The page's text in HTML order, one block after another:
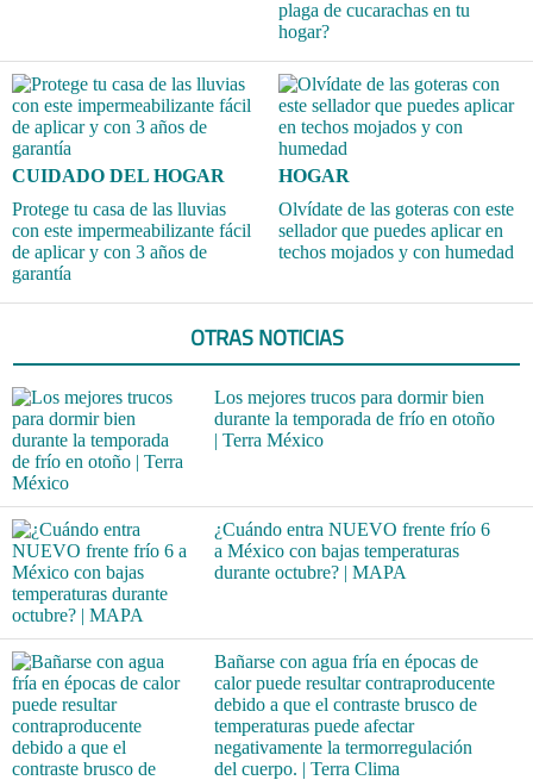
plaga de cucarachas en tu
hogar?
CUIDADO DEL HOGAR
Protege tu casa de las lluvias
con este impermeabilizante fácil
de aplicar y con 3 años de
garantía
HOGAR
Olvídate de las goteras con este
sellador que puedes aplicar en
techos mojados y con humedad
OTRAS NOTICIAS
Los mejores trucos para dormir bien
durante la temporada de frío en otoño
| Terra México
¿Cuándo entra NUEVO frente frío 6
a México con bajas temperaturas
durante octubre? | MAPA
Bañarse con agua fría en épocas de
calor puede resultar contraproducente
debido a que el contraste brusco de
temperaturas puede afectar
negativamente la termorregulación
del cuerpo. | Terra Clima